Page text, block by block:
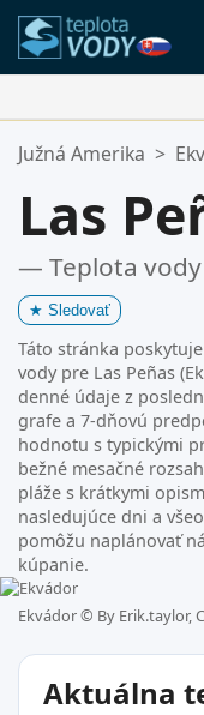
Vaše Obľúbené
Južná Amerika >
Las
— Teplota
★ Sledovať
Táto stránka
vody pre Las Peñas
denné údaje z
grafe a 7-dňovú
hodnotu s typickými
bežné mesačné
pláže s krátkymi
nasledujúce dni a
pomôžu naplánovať
kúpanie.
Ekvádor © By Erik.taylor,
Aktuálna